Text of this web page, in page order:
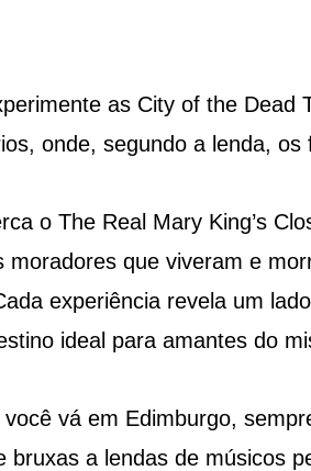
as City of the Dead
onde, segundo a lenda,
o The Real Mary King’s
moradores que viveram e
experiência revela um
ideal para amantes do
vá em Edimburgo,
bruxas a lendas de músicos